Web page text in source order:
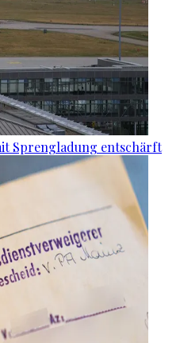
Sprengladung entschärft